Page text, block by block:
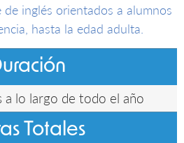
de inglés orientados a alumnos
hasta la edad adulta.
a lo largo de todo el año
Totales